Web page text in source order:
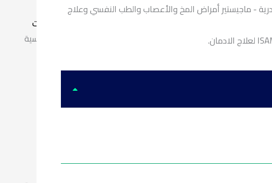
الخدمات
علاج الامراض النفسية
- ماجيستير أمراض المخ والأعصاب والطب النفسي وعلاج